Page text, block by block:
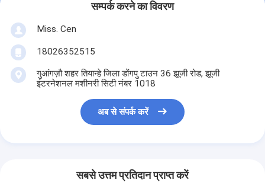
सम्पर्क करने का विवरण
Miss. Cen
18026352515
गुआंगज़ौ शहर तियान्हे जिला डोंगपु टाउन 36 झूजी रोड, झूजी
इंटरनेशनल मशीनरी सिटी नंबर 1018
अब से संपर्क करें
सबसे उत्तम प्रतिदान प्राप्त करें